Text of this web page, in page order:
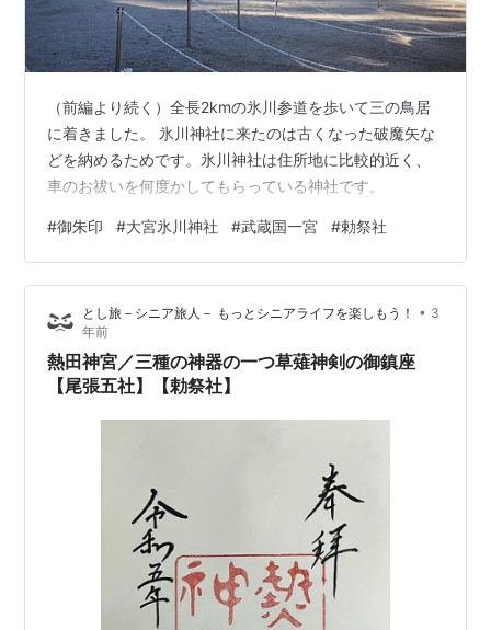
（前編より続く）全長2kmの氷川参道を歩いて三の鳥居
に着きました。 氷川神社に来たのは古くなった破魔矢な
どを納めるためです。氷川神社は住所地に比較的近く、
車のお祓いを何度かしてもらっている神社です。
#御朱印 #大宮氷川神社 #武蔵国一宮 #勅祭社
とし旅－シニア旅人－ もっとシニアライフを楽しもう！ • 3
年前
熱田神宮／三種の神器の一つ草薙神剣の御鎮座
【尾張五社】【勅祭社】